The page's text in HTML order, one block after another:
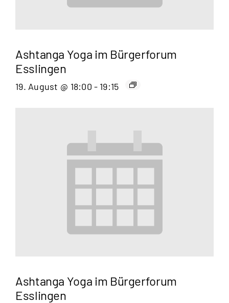
Ashtanga Yoga im Bürgerforum
Esslingen
19. August @ 18:00 - 19:15
Ashtanga Yoga im Bürgerforum
Esslingen